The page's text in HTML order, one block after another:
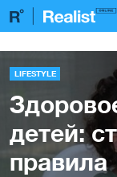
LIFESTYLE
детей:
правила